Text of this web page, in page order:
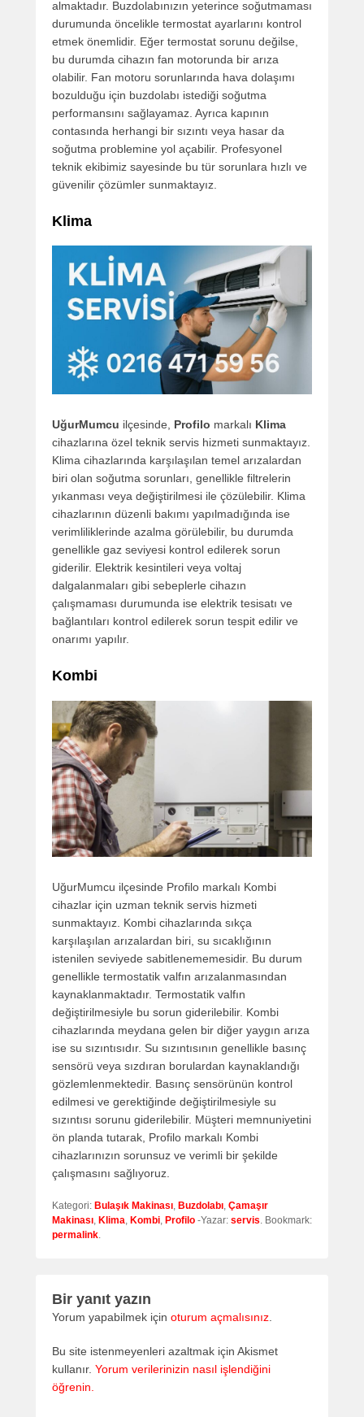
almaktadır. Buzdolabınızın yeterince soğutmaması
durumunda öncelikle termostat ayarlarını kontrol
etmek önemlidir. Eğer termostat sorunu değilse,
bu durumda cihazın fan motorunda bir arıza
olabilir. Fan motoru sorunlarında hava dolaşımı
bozulduğu için buzdolabı istediği soğutma
performansını sağlayamaz. Ayrıca kapının
contasında herhangi bir sızıntı veya hasar da
soğutma problemine yol açabilir. Profesyonel
teknik ekibimiz sayesinde bu tür sorunlara hızlı ve
güvenilir çözümler sunmaktayız.
Klima
UğurMumcu ilçesinde, Profilo markalı Klima
cihazlarına özel teknik servis hizmeti sunmaktayız.
Klima cihazlarında karşılaşılan temel arızalardan
biri olan soğutma sorunları, genellikle filtrelerin
yıkanması veya değiştirilmesi ile çözülebilir. Klima
cihazlarının düzenli bakımı yapılmadığında ise
verimliliklerinde azalma görülebilir, bu durumda
genellikle gaz seviyesi kontrol edilerek sorun
giderilir. Elektrik kesintileri veya voltaj
dalgalanmaları gibi sebeplerle cihazın
çalışmaması durumunda ise elektrik tesisatı ve
bağlantıları kontrol edilerek sorun tespit edilir ve
onarımı yapılır.
Kombi
UğurMumcu ilçesinde Profilo markalı Kombi
cihazlar için uzman teknik servis hizmeti
sunmaktayız. Kombi cihazlarında sıkça
karşılaşılan arızalardan biri, su sıcaklığının
istenilen seviyede sabitlenememesidir. Bu durum
genellikle termostatik valfın arızalanmasından
kaynaklanmaktadır. Termostatik valfın
değiştirilmesiyle bu sorun giderilebilir. Kombi
cihazlarında meydana gelen bir diğer yaygın arıza
ise su sızıntısıdır. Su sızıntısının genellikle basınç
sensörü veya sızdıran borulardan kaynaklandığı
gözlemlenmektedir. Basınç sensörünün kontrol
edilmesi ve gerektiğinde değiştirilmesiyle su
sızıntısı sorunu giderilebilir. Müşteri memnuniyetini
ön planda tutarak, Profilo markalı Kombi
cihazlarınızın sorunsuz ve verimli bir şekilde
çalışmasını sağlıyoruz.
Kategori: Bulaşık Makinası, Buzdolabı, Çamaşır
Makinası, Klima, Kombi, Profilo -Yazar: servis. Bookmark:
permalink.
Bir yanıt yazın
Yorum yapabilmek için oturum açmalısınız.
Bu site istenmeyenleri azaltmak için Akismet
kullanır. Yorum verilerinizin nasıl işlendiğini
öğrenin.